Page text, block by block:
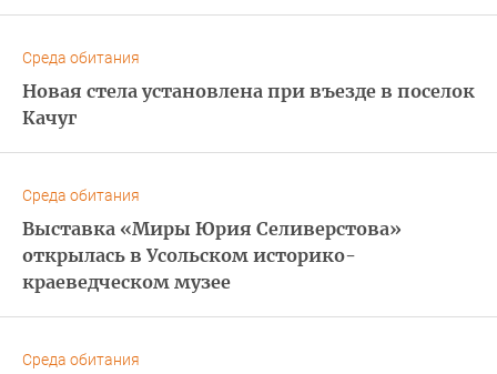
Среда обитания
Новая стела установлена при въезде в поселок
Качуг
Среда обитания
Выставка «Миры Юрия Селиверстова»
открылась в Усольском историко-
краеведческом музее
Среда обитания